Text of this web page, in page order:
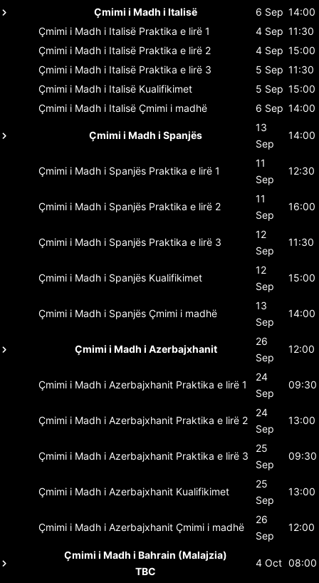
Çmimi i Madh i Italisë 6 Sep 14:00
Çmimi i Madh i Italisë Praktika e lirë 1 4 Sep 11:30
Çmimi i Madh i Italisë Praktika e lirë 2 4 Sep 15:00
Çmimi i Madh i Italisë Praktika e lirë 3 5 Sep 11:30
Çmimi i Madh i Italisë Kualifikimet 5 Sep 15:00
Çmimi i Madh i Italisë Çmimi i madhë 6 Sep 14:00
Çmimi i Madh i Spanjës
13
Sep
14:00
Çmimi i Madh i Spanjës Praktika e lirë 1
11
Sep
12:30
Çmimi i Madh i Spanjës Praktika e lirë 2
11
Sep
16:00
Çmimi i Madh i Spanjës Praktika e lirë 3
12
Sep
11:30
Çmimi i Madh i Spanjës Kualifikimet
12
Sep
15:00
Çmimi i Madh i Spanjës Çmimi i madhë
13
Sep
14:00
Çmimi i Madh i Azerbajxhanit
26
Sep
12:00
Çmimi i Madh i Azerbajxhanit Praktika e lirë 1
24
Sep
09:30
Çmimi i Madh i Azerbajxhanit Praktika e lirë 2
24
Sep
13:00
Çmimi i Madh i Azerbajxhanit Praktika e lirë 3
25
Sep
09:30
Çmimi i Madh i Azerbajxhanit Kualifikimet
25
Sep
13:00
Çmimi i Madh i Azerbajxhanit Çmimi i madhë
26
Sep
12:00
Çmimi i Madh i Bahrain (Malajzia)
TBC
4 Oct 08:00